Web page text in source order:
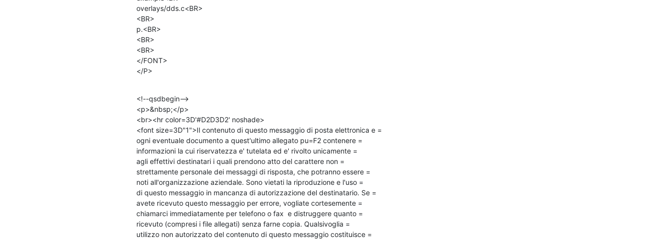
overlays/dds.c<BR>
<BR>
p.<BR>
<BR>
<BR>
</FONT>
</P>
<!--qsdbegin-->
<p>&nbsp;</p>
<br><hr color=3D'#D2D3D2' noshade>
<font size=3D"1">Il contenuto di questo messaggio di posta elettronica e =
ogni eventuale documento a quest'ultimo allegato pu=F2 contenere =
informazioni la cui riservatezza e' tutelata ed e' rivolto unicamente =
agli effettivi destinatari i quali prendono atto del carattere non =
strettamente personale dei messaggi di risposta, che potranno essere =
noti all'organizzazione aziendale. Sono vietati la riproduzione e l'uso =
di questo messaggio in mancanza di autorizzazione del destinatario. Se =
avete ricevuto questo messaggio per errore, vogliate cortesemente =
chiamarci immediatamente per telefono o fax  e distruggere quanto =
ricevuto (compresi i file allegati) senza farne copia. Qualsivoglia =
utilizzo non autorizzato del contenuto di questo messaggio costituisce =